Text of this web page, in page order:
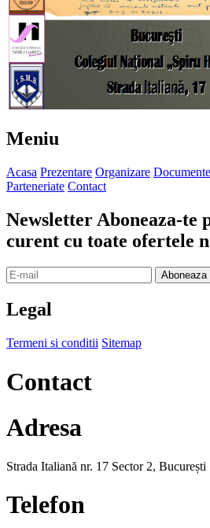
Meniu
Acasa Prezentare Organizare Documente
Parteneriate Contact
Newsletter Aboneaza-te
curent cu toate ofertele
Legal
Termeni si conditii Sitemap
Contact
Adresa
Strada Italiană nr. 17 Sector 2, București
Telefon